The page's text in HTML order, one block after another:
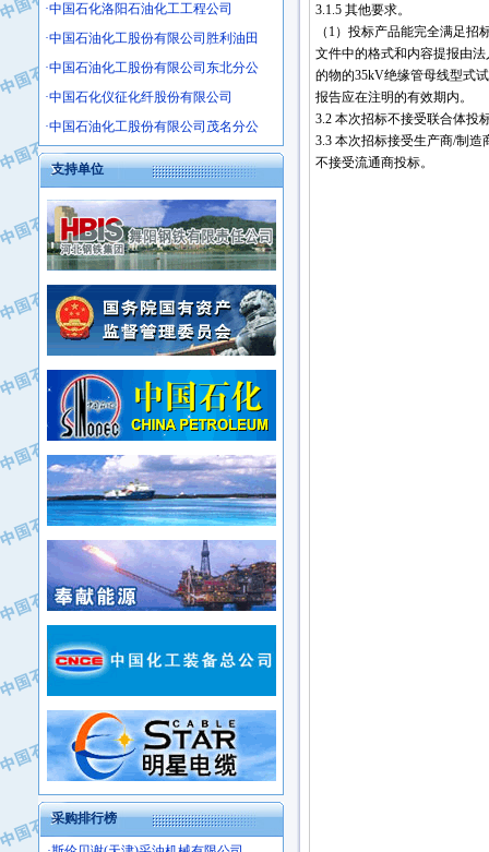
·南石力天传动件有限公司
·浙江瑞普环境技术有限公司
·华北石油新大禹环保设备有限公司
·河北翼凌机械制造总厂
·萍乡市庞泰化工填料有限公司
·实华(天津)国际贸易有限公司
·上海宝钢商贸有限公司
·辽河石油勘探局总机械厂
·正泰集团
·华北油田科达开发有限公司
·中石化西南石油局井下工程处
·大庆油田石油专用设备有限公司
·江苏丹化集团有限责任公司
·中核苏阀科技实业股份有限公司
·山特电子（深圳）有限公司
·常州市中兴石油化工助剂有限公司
·姜堰市三联助剂有限公司
·四川中光高技术研究所有限责任公司
·江苏天安防雷工程有限责任公司
·山东东营胜利工业园区
·自贡五洲防腐安装有限公司
·中国石化洛阳石油化工工程公司
·中国石油化工股份有限公司胜利油田
·中国石油化工股份有限公司东北分公
·中国石化仪征化纤股份有限公司
·中国石油化工股份有限公司茂名分公
支持单位
采购排行榜
·中国石化茂名石化分公司
·中国石油大港油田分公司
·中油油气勘探软件国家工程研究中心
·西安长庆钻宇集团咸阳石化有限公司
·新疆新冠控制系统工程有限公司
·新疆安维消防设施器材有限公司
·华北石油津工机械制造有限公司
·中国石化茂名石化分公司
·上海山武控制仪表有限公司
·上海赛科石油化工有限责任公司
·河北卓唯钢管制造有限公司
·上海高桥石化
·中国石化扬子石油化工股份有限公司
·中国石化上海石油化工股份有限公司
·中国石油长庆油田分公司
·中国石油宁夏石化分公司
·山东墨龙石油机械股份有限公司
·大庆油田物资集团
·斯伦贝谢(天津)采油机械有限公司
3.1.5 其他要求。
（1）投标产品能完全满足
文件中的格式和内容提报由
的物的35kV绝缘管母线型式
报告应在注明的有效期内。
3.2 本次招标不接受联合体投
3.3 本次招标接受生产商/制
不接受流通商投标。